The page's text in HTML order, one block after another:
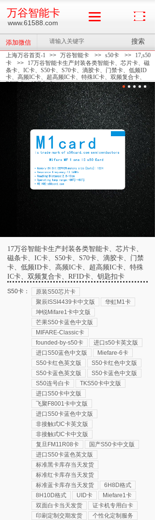
上海万谷首页-1 >> 万谷智能卡 >> s50卡 >>
17,s50
卡
>>
17万谷智能卡生产封装各类智能卡、芯片卡、磁
条卡、IC卡、S50卡、S70卡、滴胶卡、门禁卡、低频ID
卡、高频IC卡、超高频IC卡、特殊IC卡、双频复合卡、
RFID卡、钥匙扣卡
17万谷智能卡生产封装各类智能卡、芯片卡、
磁条卡、IC卡、S50卡、S70卡、滴胶卡、门禁
卡、低频ID卡、高频IC卡、超高频IC卡、特殊
IC卡、双频复合卡、RFID卡、钥匙扣卡
S50卡：
原装S50芯片卡
聚辰ISSI4439卡中文版
华虹M1卡
坤锐Mifare1卡中文版
芒果S50卡蓝色中文版
MIFARE-Classic卡
founded-by-s50卡
进口s50卡英文版
进口S50蓝色中文版
Miefare-6卡
S50卡红色英文版
S50卡红色中文版
S50卡蓝色英文版
S50卡蓝色中文版
S50连号白卡
TKS50卡中文版
进口S50卡中文版
飞聚F8001卡中文版
进口S50卡蓝色中文版
非接触式IC卡英文版
非接触式IC卡中文版
复旦FM11R08卡
国产S50卡中文版
进口S50卡蓝色英文版
标准黑卡库存当天发货
标准红卡库存当天发货
标准蓝卡库存当天发货
6H8D格式
8H10D格式
UID卡
Miefare1卡
双面白卡当天发货
证卡机专用白卡
印刷定制交期发货
个性化定制服务
添加微信 搜索
www.61588.com
万谷智能卡